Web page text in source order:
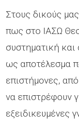
Στους δικούς
πως στο ΙΑΣΩ
συστηματική
ως αποτέλεσμα
επιστήμονες,
να επιστρέφουν
εξειδικευμένες